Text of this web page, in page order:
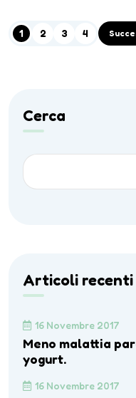
1 2 3 4
Cerca
Articoli recenti
16 Novembre 2017
Meno malattia
yogurt.
16 Novembre 2017